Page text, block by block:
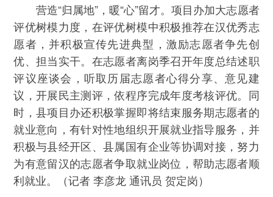
营造“归属地”，暖“心”留才。项目办加大志愿者
评优树模力度，在评优树模中积极推荐在汉优秀志
愿者，并积极宣传先进典型，激励志愿者争先创
优、担当实干。在志愿者离岗季召开年度总结述职
评议座谈会，听取历届志愿者心得分享、意见建
议，开展民主测评，依程序完成年度考核评优。同
时，县项目办还积极掌握即将结束服务期志愿者的
就业意向，有针对性地组织开展就业指导服务，并
积极与县经开区、县属国有企业等协调对接，努力
为有意留汉的志愿者争取就业岗位，帮助志愿者顺
利就业。（记者 李彦龙 通讯员 贺定岗）